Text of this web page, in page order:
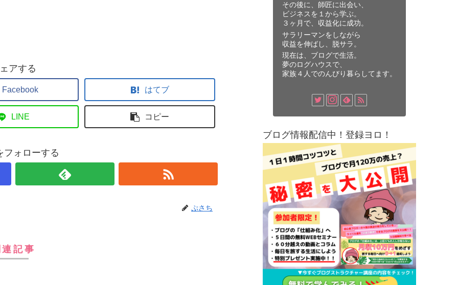
アする
Facebook はてブ
LINE コピー
フォローする
ぷさち
連記事
その後に、師匠に出会い、
ビジネスを１から学ぶ。
３ヶ月で、収益化に成功。
サラリーマンをしながら
収益を伸ばし、脱サラ。
現在は、ブログで生活。
夢のログハウスで、
家族４人でのんびり暮らしてます。
ブログ情報配信中！登録ヨロ！